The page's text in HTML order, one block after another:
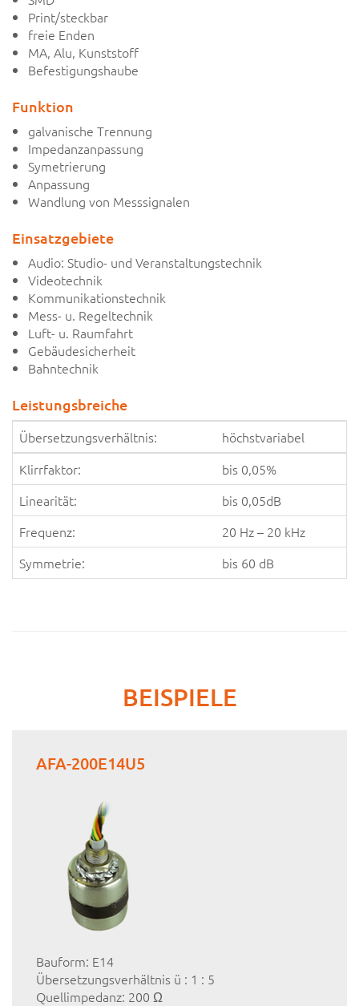
Print/steckbar
freie Enden
MA, Alu, Kunststoff
Befestigungshaube
Funktion
galvanische Trennung
Impedanzanpassung
Symetrierung
Anpassung
Wandlung von Messsignalen
Einsatzgebiete
Audio: Studio- und Veranstaltungstechnik
Videotechnik
Kommunikationstechnik
Mess- u. Regeltechnik
Luft- u. Raumfahrt
Gebäudesicherheit
Bahntechnik
Leistungsbreiche
Übersetzungsverhältnis:
höchstvariabel
Klirrfaktor:
bis 0,05%
Linearität:
bis 0,05dB
Frequenz:
20 Hz – 20 kHz
Symmetrie:
bis 60 dB
BEISPIELE
AFA-200E14U5
Bauform: E14
Übersetzungsverhältnis ü : 1 : 5
Quellimpedanz: 200 Ω